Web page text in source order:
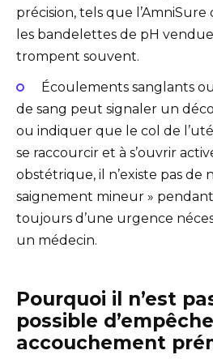
précision, tels que l’AmniSure
les bandelettes de pH
trompent souvent.
Écoulements sanglants
de sang peut signaler un
ou indiquer que le col de
se raccourcir et à s’ouvrir
obstétrique, il n’existe pas de
saignement mineur » pendant
toujours d’une urgence
un médecin.
Pourquoi il n’est
possible
accouchement